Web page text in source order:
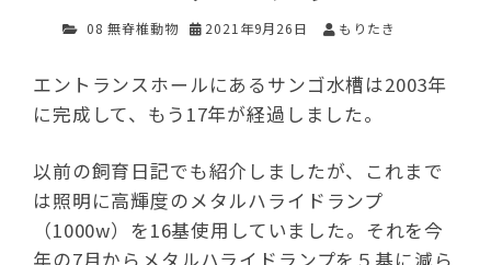
08 無脊椎動物 2021年9月26日 もりたき
エントランスホールにあるサンゴ水槽は2003年
に完成して、もう17年が経過しました。
以前の飼育日記でも紹介しましたが、これまで
は照明に高輝度のメタルハライドランプ
（1000w）を16基使用していました。それを今
年の7月からメタルハライドランプを５基に減ら